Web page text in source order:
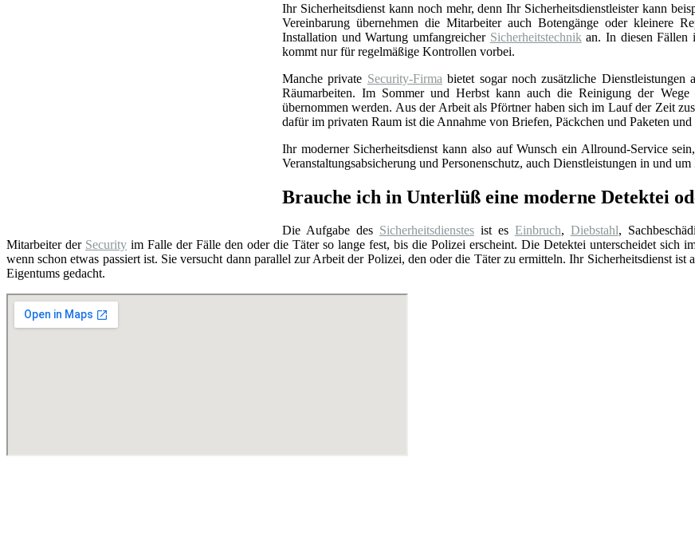
Ihr Sicherheitsdienst kann noch mehr, denn Ihr Sicherheitsdienstleister kann
Vereinbarung übernehmen die Mitarbeiter auch Botengänge oder kleinere
Installation und Wartung umfangreicher Sicherheitstechnikan. In diesen Fällen
kommt nur für regelmäßige Kontrollen vorbei.
Manche private Security-Firma bietet sogar noch zusätzliche
Räumarbeiten. Im Sommer und Herbst kann auch die Reinigung der
übernommen werden. Aus der Arbeit als Pförtner haben sich im Lauf der Zeit
dafür im privaten Raum ist die Annahme von Briefen, Päckchen und Paketen
Ihr moderner Sicherheitsdienst kann also auf Wunsch ein Allround-Service
Veranstaltungsabsicherung und Personenschutz, auch Dienstleistungen in und
Brauche ich in Unterlüß eine moderne Detektei
Die Aufgabe des Sicherheitsdienstesist es Einbruch, Diebstahl,
Mitarbeiter der Security im Falle der Fälle den oder die Täter so lange fest, bis die Polizei erscheint. Die Detektei unterscheidet sich
wenn schon etwas passiert ist. Sie versucht dann parallel zur Arbeit der Polizei, den oder die Täter zu ermitteln. Ihr Sicherheitsdienst
Eigentums gedacht.